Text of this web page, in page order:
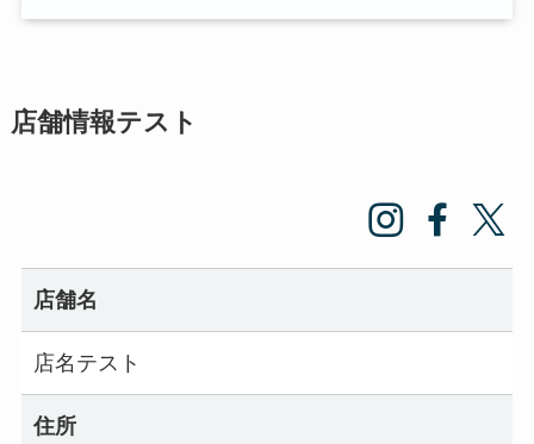
店舗情報テスト
店舗名
店名テスト
住所